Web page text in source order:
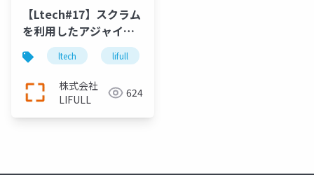
【Ltech#17】スクラム
を利用したアジャイル
オフショア開発のとり
くみ
ltech lifull
株式会社
LIFULL
624